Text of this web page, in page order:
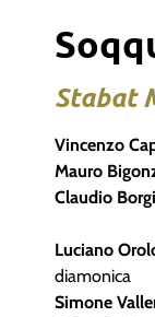
Stabat
Vincenzo
Mauro
Claudio
Luciano
diamonica
Simone